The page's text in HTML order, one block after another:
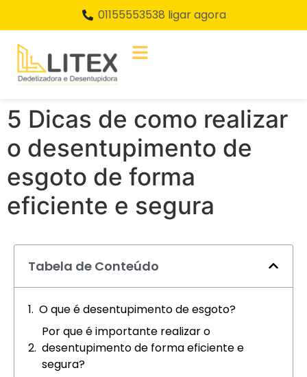
01155553538 ligar agora
5 Dicas de como realizar
o desentupimento de
esgoto de forma
eficiente e segura
Tabela de Conteúdo
O que é desentupimento de esgoto?
Por que é importante realizar o
desentupimento de forma eficiente e
segura?